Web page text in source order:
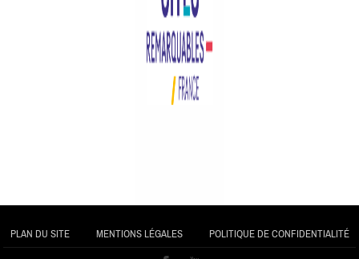
PLAN DU SITE MENTIONS LÉGALES POLITIQUE DE CONFIDENTIALITÉ